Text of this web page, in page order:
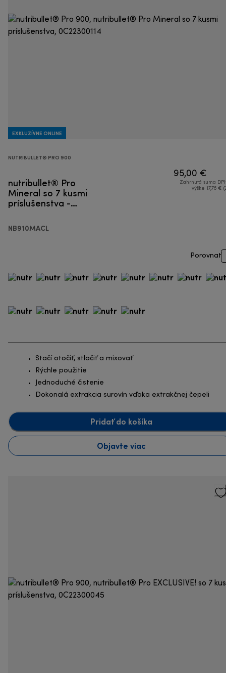
EXKLUZÍVNE ONLINE
NUTRIBULLET® PRO 900
nutribullet® Pro
Mineral so 7 kusmi
príslušenstva -
NB910MACL
95,00 €
Zahrnutá suma
výške 17,76 €
Porovnať
Stačí otočiť, stlačiť a mixovať
Rýchle použitie
Jednoduché čistenie
Dokonalá extrakcia surovín vďaka extrakčnej čepeli
Pridať do košíka
Objavte viac